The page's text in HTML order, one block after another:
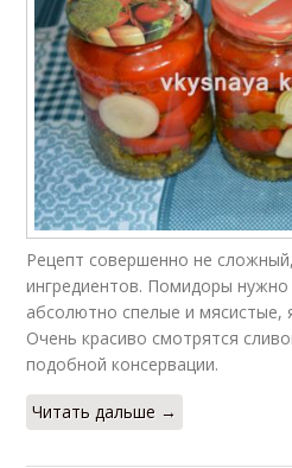
Рецепт совершенно не
ингредиентов. Помидоры нужно
абсолютно спелые и мясистые,
Очень красиво смотрятся
подобной консервации.
Читать дальше →